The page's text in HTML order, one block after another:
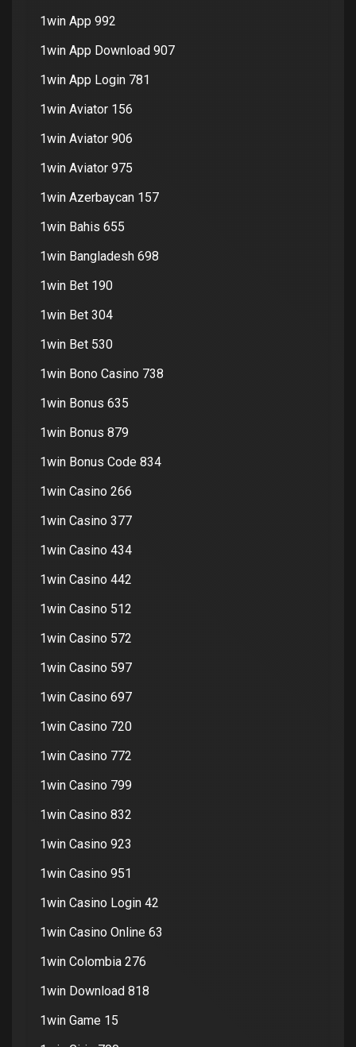
1win App 992
1win App Download 907
1win App Login 781
1win Aviator 156
1win Aviator 906
1win Aviator 975
1win Azerbaycan 157
1win Bahis 655
1win Bangladesh 698
1win Bet 190
1win Bet 304
1win Bet 530
1win Bono Casino 738
1win Bonus 635
1win Bonus 879
1win Bonus Code 834
1win Casino 266
1win Casino 377
1win Casino 434
1win Casino 442
1win Casino 512
1win Casino 572
1win Casino 597
1win Casino 697
1win Casino 720
1win Casino 772
1win Casino 799
1win Casino 832
1win Casino 923
1win Casino 951
1win Casino Login 42
1win Casino Online 63
1win Colombia 276
1win Download 818
1win Game 15